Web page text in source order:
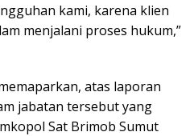
kami, karena klien
menjalani proses hukum,”
atas laporan
jabatan tersebut yang
Sat Brimob Sumut